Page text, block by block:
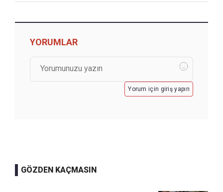
YORUMLAR
Yorum için giriş yapın
GÖZDEN KAÇMASIN